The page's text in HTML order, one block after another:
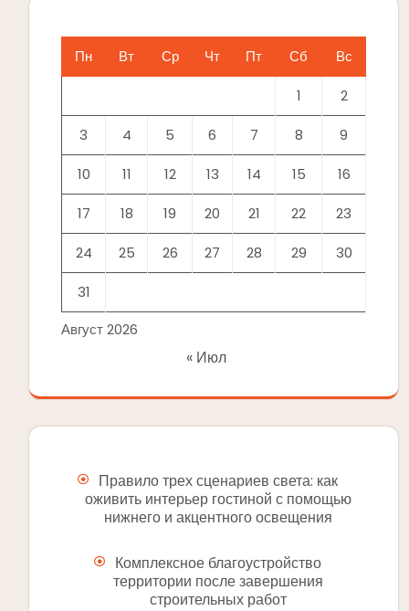
Август 2026
Пн Вт Ср Чт Пт Сб Вс
1 2
3 4 5 6 7 8 9
10 11 12 13 14 15 16
17 18 19 20 21 22 23
24 25 26 27 28 29 30
31
« Июл
Правило трех сценариев света: как
оживить интерьер гостиной с помощью
нижнего и акцентного освещения
Комплексное благоустройство
территории после завершения
строительных работ